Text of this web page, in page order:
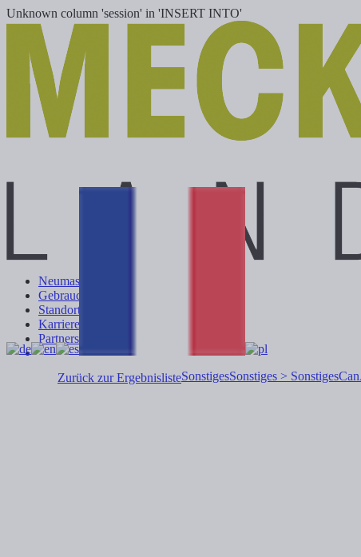
Unknown column 'session' in 'INSERT INTO'
Neumaschinen
Gebrauchtmaschinen
Standorte
Karriere
Partnershop
Zurück zur ErgebnislisteSonstigesSonstiges > Sonstiges